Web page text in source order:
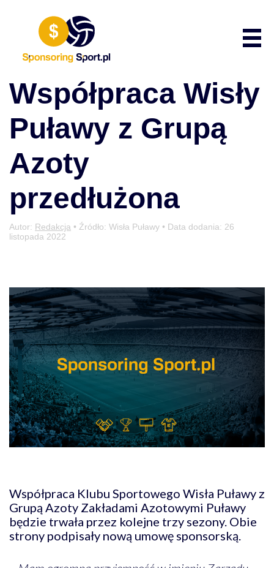
Współpraca Wisły
Puławy z Grupą
Azoty
przedłużona
Autor: Redakcja • Źródło: Wisła Puławy • Data dodania: 26
listopada 2022
Współpraca Klubu Sportowego Wisła Puławy z
Grupą Azoty Zakładami Azotowymi Puławy
będzie trwała przez kolejne trzy sezony. Obie
strony podpisały nową umowę sponsorską.